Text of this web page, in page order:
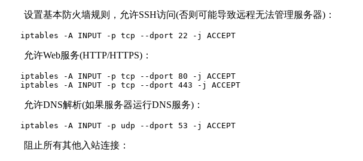
设置基本防火墙规则，允许SSH访问(否则可能导致远程无法管理服务器)：
iptables -A INPUT -p tcp --dport 22 -j ACCEPT
允许Web服务(HTTP/HTTPS)：
iptables -A INPUT -p tcp --dport 80 -j ACCEPT
iptables -A INPUT -p tcp --dport 443 -j ACCEPT
允许DNS解析(如果服务器运行DNS服务)：
iptables -A INPUT -p udp --dport 53 -j ACCEPT
阻止所有其他入站连接：